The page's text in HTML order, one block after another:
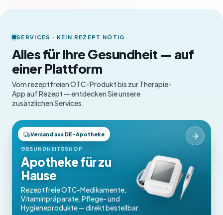
SERVICES · KEIN REZEPT NÖTIG
Alles für Ihre Gesundheit — auf
einer Plattform
Vom rezeptfreien OTC-Produkt bis zur Therapie-
App auf Rezept — entdecken Sie unsere
zusätzlichen Services.
Versand aus DE-Apotheke
OTC-Produkte
GESUNDHEITSSHOP
Apotheke für zu
Hause
Rezeptfreie OTC-Medikamente,
Vitaminpräparate, Pflege- und
Hygieneprodukte — direkt bestellbar.